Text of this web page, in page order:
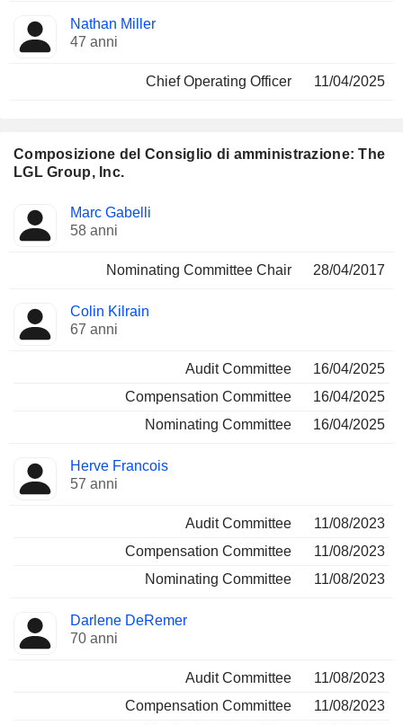
Nathan Miller
47 anni
Chief Operating Officer 11/04/2025
Composizione del Consiglio di amministrazione: The
LGL Group, Inc.
Amministratore Comitati
Marc Gabelli
58 anni
Nominating Committee Chair 28/04/2017
Colin Kilrain
67 anni
Audit Committee
16/04/2025
Compensation Committee
16/04/2025
Nominating Committee
16/04/2025
Herve Francois
57 anni
Audit Committee
11/08/2023
Compensation Committee
11/08/2023
Nominating Committee
11/08/2023
Darlene DeRemer
70 anni
Audit Committee
11/08/2023
Compensation Committee
11/08/2023